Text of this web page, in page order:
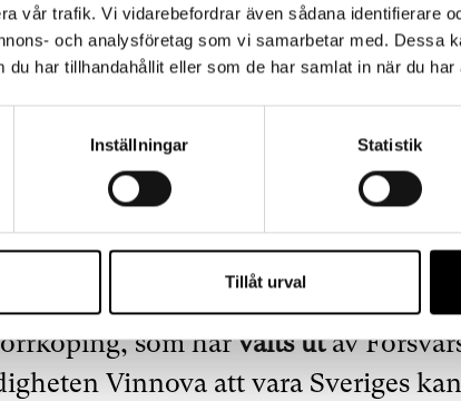
vår trafik. Vi vidarebefordrar även sådana identifierare
och analysföretag som vi samarbetar med. Dessa
du har tillhandahållit eller som de har samlat in när du
Inställningar Statistik
Tillåt urval
så kallade acceleratorer runt om i
handlar det om cirka 20
fart på de som har ansökt och
är det Östergötlands inkubator
som harvalts utav
Vinnova att vara Sveriges